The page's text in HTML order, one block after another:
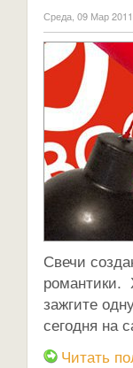
Среда, 09 Мар 2011
Свечи
романтики.
зажгите
сегодня на
Читать